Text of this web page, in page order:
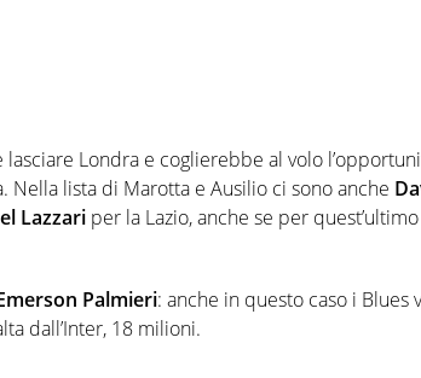
lasciare Londra e coglierebbe al volo
Nella lista di Marotta e Ausilio ci sono anche
Lazzari per la Lazio, anche se per
Palmieri: anche in questo caso i Blues
dall’Inter, 18 milioni.